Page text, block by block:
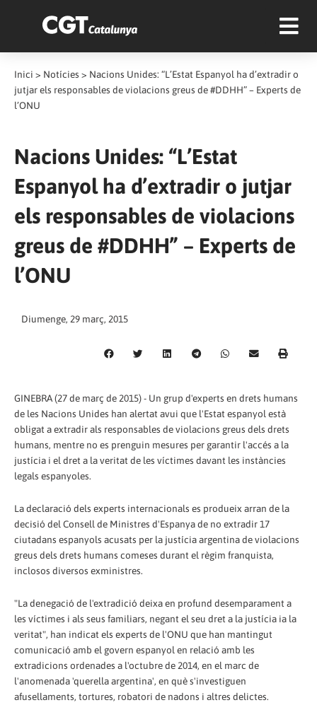
Inici > Notícies > Nacions Unides: “L’Estat Espanyol ha d’extradir o
jutjar els responsables de violacions greus de #DDHH” – Experts de
l’ONU
Nacions Unides: “L’Estat
Espanyol ha d’extradir o jutjar
els responsables de violacions
greus de #DDHH” – Experts de
l’ONU
Diumenge, 29 març, 2015
GINEBRA (27 de març de 2015) - Un grup d'experts en drets humans
de les Nacions Unides han alertat avui que l'Estat espanyol està
obligat a extradir als responsables de violacions greus dels drets
humans, mentre no es prenguin mesures per garantir l'accés a la
justícia i el dret a la veritat de les víctimes davant les instàncies
legals espanyoles.
La declaració dels experts internacionals es produeix arran de la
decisió del Consell de Ministres d'Espanya de no extradir 17
ciutadans espanyols acusats per la justícia argentina de violacions
greus dels drets humans comeses durant el règim franquista,
inclosos diversos exministres.
"La denegació de l'extradició deixa en profund desemparament a
les víctimes i als seus familiars, negant el seu dret a la justícia ia la
veritat", han indicat els experts de l'ONU que han mantingut
comunicació amb el govern espanyol en relació amb les
extradicions ordenades a l'octubre de 2014, en el marc de
l'anomenada 'querella argentina', en què s'investiguen
afusellaments, tortures, robatori de nadons i altres delictes.